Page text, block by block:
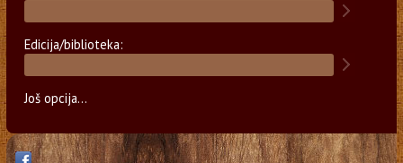
Edicija/biblioteka:
Još opcija...